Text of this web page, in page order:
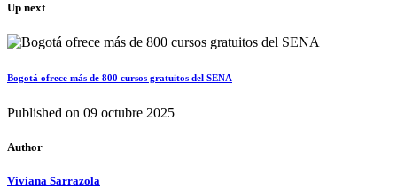
Up next
Bogotá ofrece más de 800 cursos gratuitos del SENA
Published on 09 octubre 2025
Author
Viviana Sarrazola